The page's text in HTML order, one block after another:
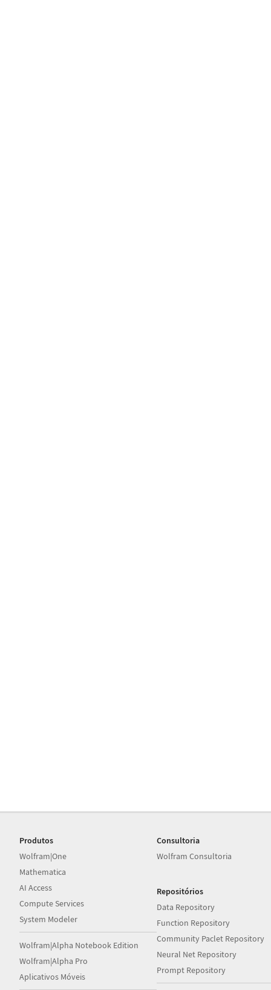
Produtos
Wolfram|One
Mathematica
AI Access
Compute Services
System Modeler
Wolfram|Alpha Notebook Edition
Wolfram|Alpha Pro
Aplicativos Móveis
Consultoria
Wolfram Consultoria
Repositórios
Data Repository
Function Repository
Community Paclet Repository
Neural Net Repository
Prompt Repository